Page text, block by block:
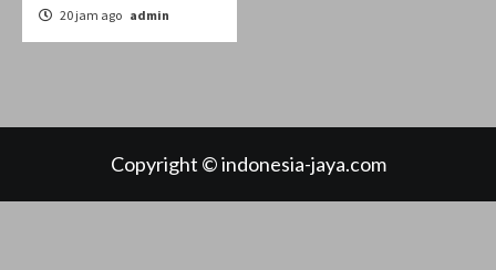
20 jam ago admin
Copyright © indonesia-jaya.com